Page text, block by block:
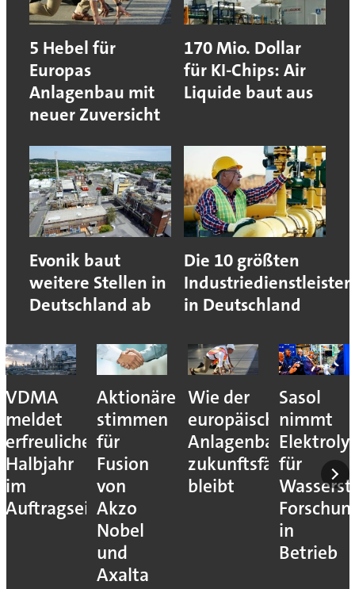
5 Hebel für
Europas
Anlagenbau mit
neuer Zuversicht
170 Mio. Dollar
für KI-Chips: Air
Liquide baut aus
Evonik baut
weitere Stellen in
Deutschland ab
Die 10 größten
Industriedienstleister
in Deutschland
VDMA
meldet
erfreuliches
Halbjahr
im
Auftragseingang
Aktionäre
stimmen
für
Fusion
von
Akzo
Nobel
und
Axalta
Wie der
europäische
Anlagenbau
zukunftsfähig
bleibt
Sasol
nimmt
für
in
Betrieb